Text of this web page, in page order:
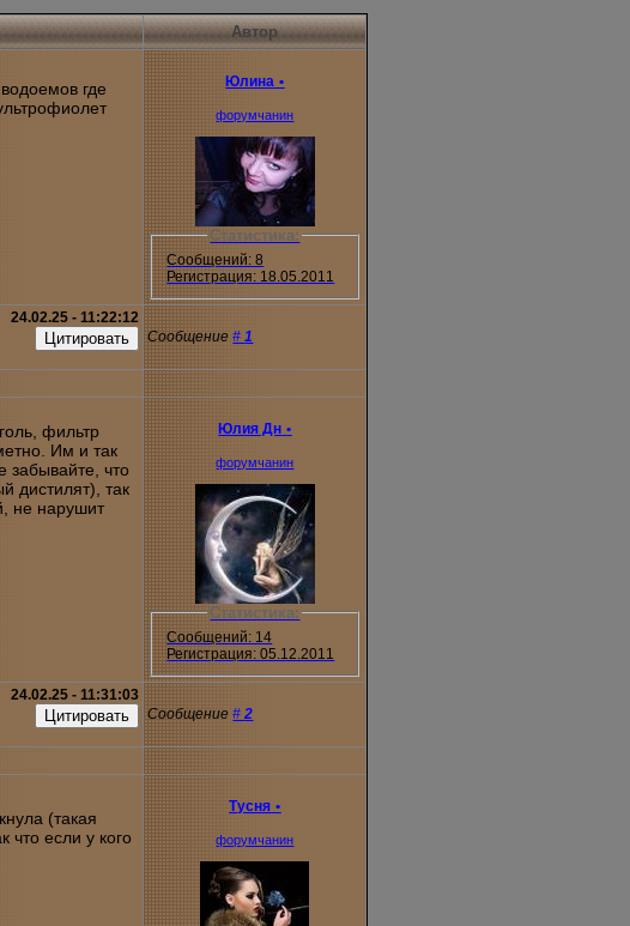
Автор
где
Юлина •
форумчанин
Статистика:
Сообщений: 8
Регистрация: 18.05.2011
24.02.25 - 11:22:12
Сообщение#1
фильтр
Им и так
забывайте, что
дистилят), так
не нарушит
Юлия Дн •
форумчанин
Статистика:
Сообщений: 14
Регистрация: 05.12.2011
24.02.25 - 11:31:03
Сообщение#2
(такая
что если у кого
Тусня •
форумчанин